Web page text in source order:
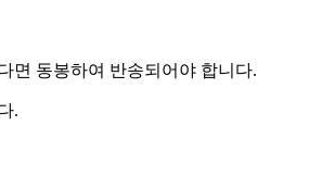
면 동봉하여 반송되어야 합니다.
.